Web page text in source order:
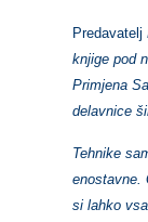
Predavatelj
knjige pod
Primjena
delavnice
Tehnike
enostavne.
si lahko